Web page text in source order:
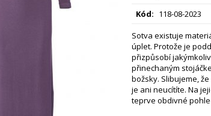
Kód: 118-08-2023
Sotva existuje
úplet. Protože je
přizpůsobí
přinechaným
božsky. Slibujeme,
je ani neucítíte. Na
teprve obdivné